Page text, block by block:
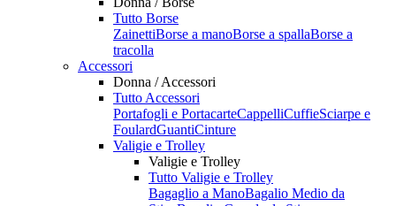
Tutto Borse
ZainettiBorse a manoBorse a spallaBorse a
tracolla
Accessori
Donna / Accessori
Tutto Accessori
Portafogli e PortacarteCappelliCuffieSciarpe e
FoulardGuantiCinture
Valigie e Trolley
Valigie e Trolley
Tutto Valigie e Trolley
Bagaglio a ManoBagalio Medio da